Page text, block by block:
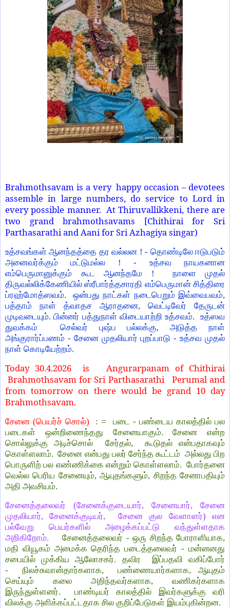
Brahmothsavam is a very happy occasion – devotees
assemble in large numbers, do service to Lord in
every possible manner. At Thiruvallikkeni, there are
two grand brahmothsavams [Chithirai for Sri
Parthasarathi and Aani for Sri Azhagiya singar)
உத்சவங்கள் ஆனந்தத்தை தர வல்லன ! - தொண்டிலே ஈடுபடும்
அனைவர்க்கும் மட்டுமல்ல ! - உத்சவ நாயகனான
எம்பெருமானுக்கும் கூட ஆனந்தமே ! நாளை முதல்
திருவல்லிக்கேணியில் ஸ்ரீபார்த்தசாரதி எம்பெருமான் சித்திரை
ப்ரஹ்மோத்ஸவம். ஒன்பது நாட்கள் நடைபெறும் இவ்வைபவம்,
பத்தாம் நாள் த்வாதச ஆராதனை, வெட்டிவேர் தேருடன்
முடிவடையும். பின்னர் பத்துநாள் விடையாற்றி உத்சவம். உத்ஸவ
துவக்கம் செல்வர் புஷ்ப பல்லக்கு, அடுத்த நாள்
அங்குரார்ப்பணம் - சேனை முதலியார் புறப்பாடு - உத்சவ முதல்
நாள் கொடியேற்றம்.
Today 30.4.2026 is
Angurarpanam of Chithirai
Brahmothsavam for Sri Parthasarathi Perumal and
from tomorrow on there would be grand 10 day
Brahmothsavam.
சேனை (பெயர்ச் சொல்) : = படை - பண்டைய காலத்தில் பல
படைகள் ஒன்றிணைந்தது சேனையாகும். சேனை என்ற
சொல்லுக்கு அடிச்சொல் சேர்தல், கூடுதல் என்பதாகவும்
கொள்ளலாம். சேனை என்பது பலர் சேர்ந்த கூட்டம் அல்லது பிற
பொருளிற் பல எண்ணிக்கை என்றும் கொள்ளலாம். போர்தனை
வெல்ல பெரிய சேனையும், ஆயுதங்களும், சிறந்த சேனாபதியும்
அதி அவசியம்.
சேனைத்தலைவர் (சேனைக்குடையார், சேனையார், சேனை
முதலியார், சேனைக்குடியர், சேனை குல வேளாளர்) என
பல்வேறு பெயர்களில் அழைக்கப்பட்டு வந்துள்ளதாக
அறிகிறோம். சேனைத்தலைவர் - ஒரு சிறந்த போராளியாக,
மதி வியூகம் அமைக்க தெரிந்த படைத்தலைவர் - மன்னனது
சபையில் முக்கிய ஆலோசகர். தவிர இப்பதவி வகிப்போர்
- நிலச்சுவான்தார்களாக, பண்ணையார்களாக, ஆயுதம்
செய்யும் கலை அறிந்தவர்களாக, வணிகர்களாக
இருந்துள்ளனர். பாண்டியர் காலத்தில் இவர்களுக்கு வரி
விலக்கு அளிக்கப்பட்டதாக சில குறிப்பேடுகள் இயம்புகின்றன.